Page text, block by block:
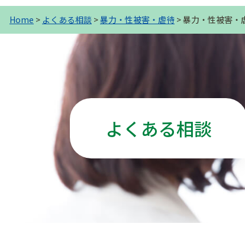
Home > よくある相談 >暴力・性被害・虐待 >暴力・性被害・
よくある相談